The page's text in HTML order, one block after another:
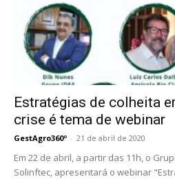
Estratégias de colheita
crise é tema de webinar
GestAgro360º - 21 de abril de 2020
Em 22 de abril, a partir das 11h, o
Solinftec, apresentará o webinar